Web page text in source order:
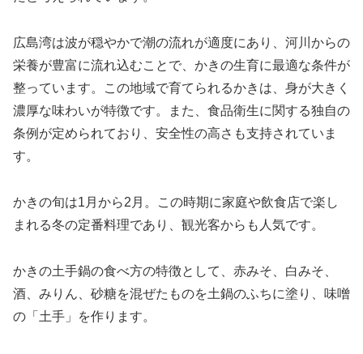
広島湾は波が穏やかで潮の流れが適度にあり、河川からの
栄養が豊富に流れ込むことで、かきの生育に最適な条件が
整っています。この地域で育てられるかきは、身が大きく
濃厚な味わいが特徴です。また、食品衛生に関する独自の
条例が定められており、安全性の高さも支持されていま
す。
かきの旬は1月から2月。この時期に家庭や飲食店で楽し
まれる冬の定番料理であり、観光客からも人気です。
かきの土手鍋の食べ方の特徴として、赤みそ、白みそ、
酒、みりん、砂糖を混ぜたものを土鍋のふちに塗り、味噌
の「土手」を作ります。